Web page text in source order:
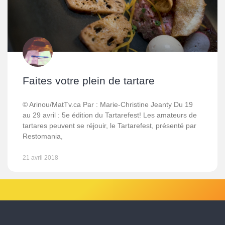
Faites votre plein de tartare
© Arinou/MatTv.ca Par : Marie-Christine Jeanty Du 19
au 29 avril : 5e édition du Tartarefest! Les amateurs de
tartares peuvent se réjouir, le Tartarefest, présenté par
Restomania,
21 avril 2018